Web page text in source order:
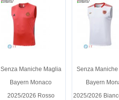
Senza Maniche Maglia
Bayern Monaco
2025/2026 Rosso
Senza
Bayern
2025/2026